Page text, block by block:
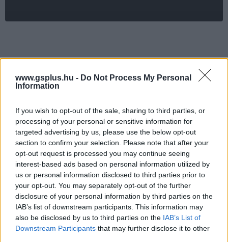
www.gsplus.hu - Do Not Process My Personal
Information
If you wish to opt-out of the sale, sharing to third parties, or
processing of your personal or sensitive information for
targeted advertising by us, please use the below opt-out
section to confirm your selection. Please note that after your
opt-out request is processed you may continue seeing
interest-based ads based on personal information utilized by
us or personal information disclosed to third parties prior to
your opt-out. You may separately opt-out of the further
disclosure of your personal information by third parties on the
IAB’s list of downstream participants. This information may
also be disclosed by us to third parties on the IAB’s List of
Downstream Participants that may further disclose it to other
StarCraft 2: Legacy of the Void -
új pályát és parancsnokot
hozott az új frissítés
|
A Blizzard a StarCraft 2-t sem hanyagolja el, a
3.6-os patchcsel a változások mellett új